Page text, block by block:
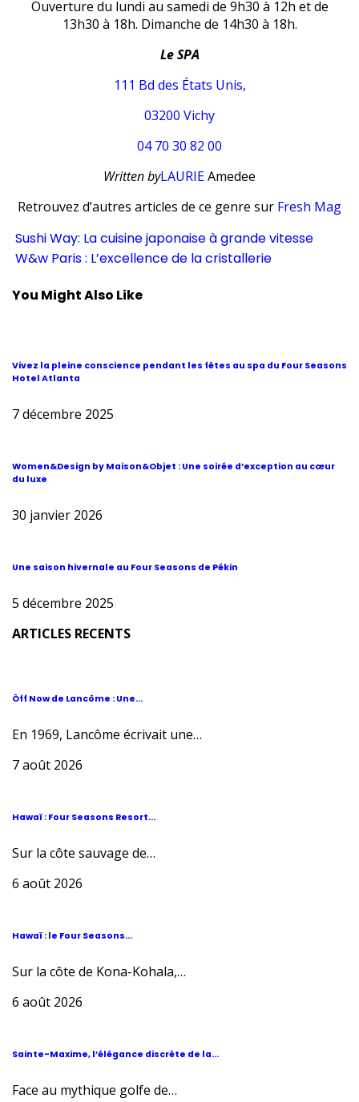
Ouverture du lundi au samedi de 9h30 à 12h et de
13h30 à 18h. Dimanche de 14h30 à 18h.
Le SPA
111 Bd des États Unis,
03200 Vichy
04 70 30 82 00
Written byLAURIEAmedee
Retrouvez d’autres articles de ce genre sur Fresh Mag
Sushi Way: La cuisine japonaise à grande vitesse
W&w Paris : L’excellence de la cristallerie
You Might Also Like
Vivez la pleine conscience pendant les fêtes au spa du Four Seasons
Hotel Atlanta
7 décembre 2025
Women&Design by Maison&Objet : Une soirée d’exception au cœur
du luxe
30 janvier 2026
Une saison hivernale au Four Seasons de Pékin
5 décembre 2025
ARTICLES RECENTS
Ôff Now de Lancôme : Une...
En 1969, Lancôme écrivait une…
7 août 2026
Hawaï : Four Seasons Resort...
Sur la côte sauvage de…
6 août 2026
Hawaï : le Four Seasons...
Sur la côte de Kona-Kohala,…
6 août 2026
Sainte-Maxime, l’élégance discrète de la...
Face au mythique golfe de…